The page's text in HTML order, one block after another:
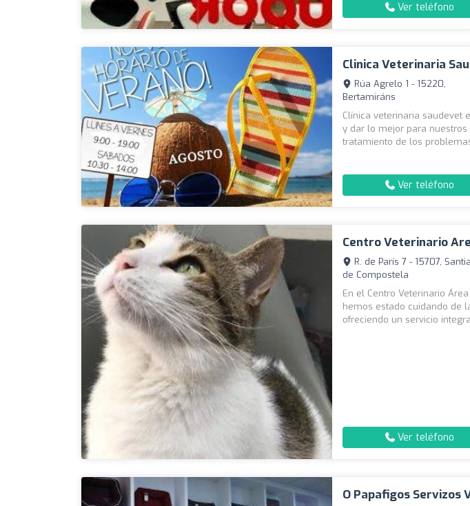
Ver teléfono
Clinica Veterinaria
Rúa Agrelo 1 - 15220,
Bertamiráns
Clínica veterinaria saudevet
y dar lo mejor para
tratamiento de los
Ver teléfono
Centro Veterinario
R. de París 7 - 15707,
de Compostela
En el Centro Veterinario
hemos estado cuidando de
ofreciendo un servicio
Ver teléfono
O Papafigos Servizos